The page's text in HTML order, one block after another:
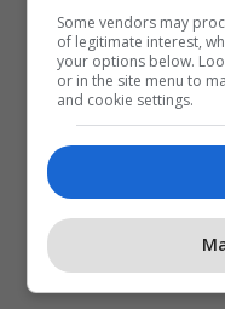
Some vendors may
of legitimate interest,
your options below.
or in the site menu to
and cookie settings.